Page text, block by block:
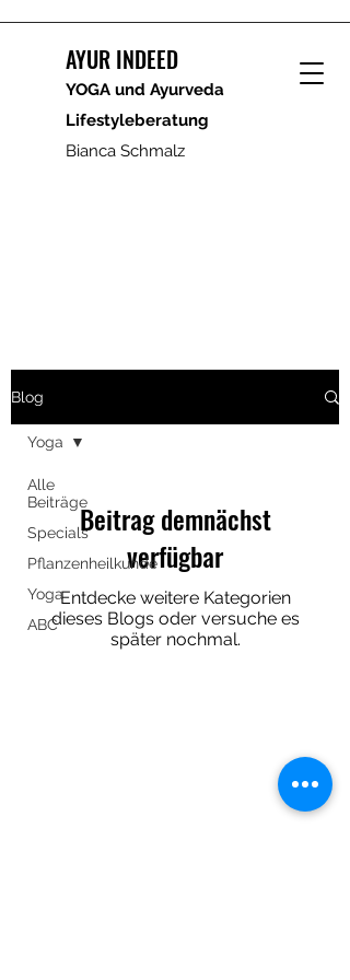
AYUR INDEED
YOGA und Ayurveda
Lifestyleberatung
Bianca Schmalz
Blog
Alle
Beiträge
Specials
Pflanzenheilkunde
Yoga
ABC
Yoga
Beitrag demnächst
verfügbar
Entdecke weitere Kategorien
dieses Blogs oder versuche es
später nochmal.